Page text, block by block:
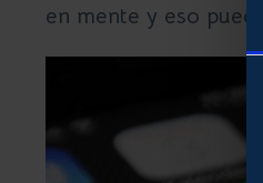
en mente y eso